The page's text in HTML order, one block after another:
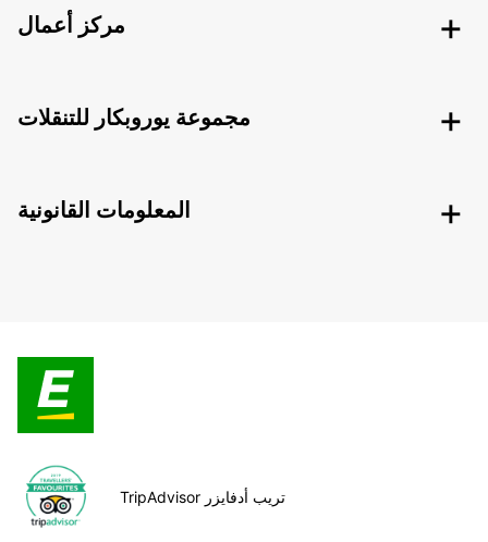
مركز أعمال
مجموعة يوروبكار للتنقلات
المعلومات القانونية
TripAdvisor تريب أدفايزر